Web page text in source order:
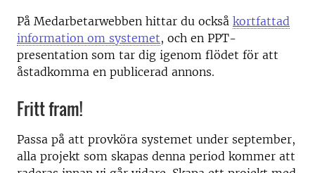
På Medarbetarwebben hittar du också kortfattad
information om systemet, och en PPT-
presentation som tar dig igenom flödet för att
åstadkomma en publicerad annons.
Fritt fram!
Passa på att provköra systemet under september,
alla projekt som skapas denna period kommer att